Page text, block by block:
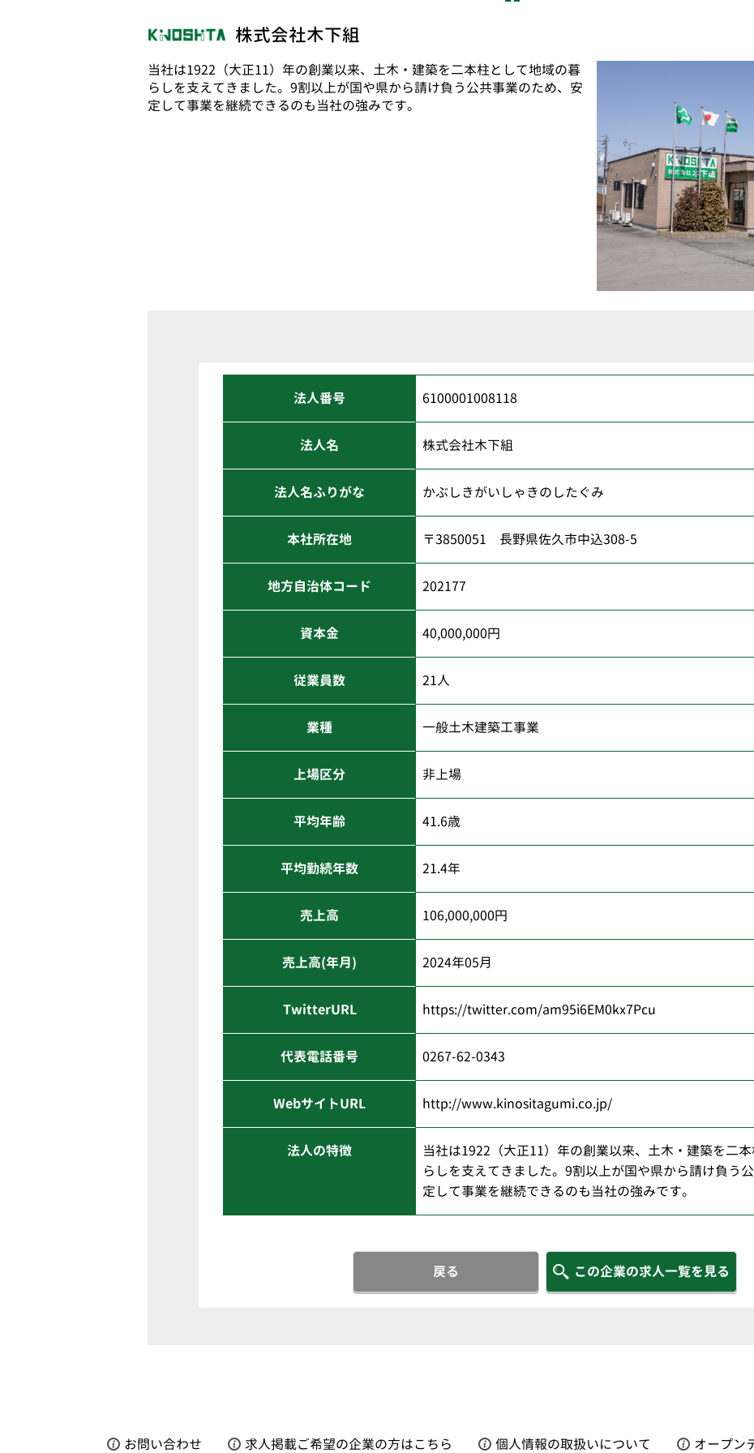
株式会社木下組
当社は1922（大正11）年の創業以来、土木・建築を二本柱として地域の暮
らしを支えてきました。9割以上が国や県から請け負う公共事業のため、安
定して事業を継続できるのも当社の強みです。
法人番号 6100001008118
法人名 株式会社木下組
法人名ふりがな かぶしきがいしゃきのしたぐみ
本社所在地 〒3850051 長野県佐久市中込308-5
地方自治体コード 202177
資本金 40,000,000円
従業員数 21人
業種 一般土木建築工事業
上場区分 非上場
平均年齢 41.6歳
平均勤続年数 21.4年
売上高 106,000,000円
売上高(年月) 2024年05月
TwitterURL https://twitter.com/am95i6EM0kx7Pcu
代表電話番号 0267-62-0343
WebサイトURL http://www.kinositagumi.co.jp/
法人の特徴
当社は1922（大正11）年の創業以来、土木・建築を二
らしを支えてきました。9割以上が国や県から請け負う
定して事業を継続できるのも当社の強みです。
戻る この企業の求人一覧を見る
お問い合わせ 求人掲載ご希望の企業の方はこちら 個人情報の取扱いについて オープン